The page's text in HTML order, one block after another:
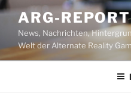
Zum
Inhalt
springen
ARG-
News, Nachrichten,
Welt der Alternate Reality